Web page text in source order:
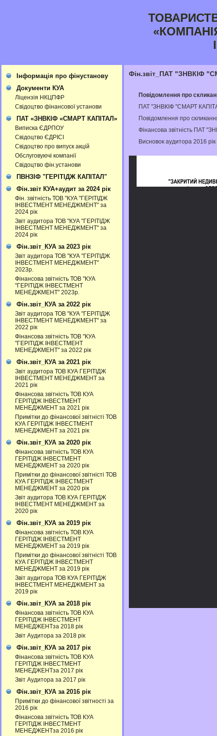
Інформація про фінустанову
Документи КУА
Ліцензія НКЦПФР
Свідоцтво фінансової установи
ПАТ «ЗНВКІФ «СМАРТ КАПІТАЛ»
Виписка ЄДРПОУ
Свідоцтво ЄДРІСІ
Свідоцтво про випуск акцій
Обслуговуючі компанії
Свідоцтво фін.установи
ПВНЗІФ "ГЕРІТІДЖ КАПІТАЛ"
Фін.звіт КУА+аудит за 2024 рік
Фін. звітність ТОВ "КУА "ГЕРІТІДЖ
ІНВЕСТМЕНТ МЕНЕДЖМЕНТ" за
2024 рік
Звіт аудитора ТОВ "КУА "ГЕРІТІДЖ
ІНВЕСТМЕНТ МЕНЕДЖМЕНТ" за
2024 рік
Фін.звіт_КУА за 2023 рік
Звіт аудитора ТОВ "КУА "ГЕРІТІДЖ
ІНВЕСТМЕНТ МЕНЕДЖМЕНТ"
2023р.
Фінансова звітність ТОВ "КУА
"ГЕРІТІДЖ ІНВЕСТМЕНТ
МЕНЕДЖМЕНТ" 2023р.
Фін.звіт_КУА за 2022 рік
Звіт аудитора ТОВ "КУА "ГЕРІТІДЖ
ІНВЕСТМЕНТ МЕНЕДЖМЕНТ" за
2022 рік
Фінансова звітність ТОВ "КУА
"ГЕРІТІДЖ ІНВЕСТМЕНТ
МЕНЕДЖМЕНТ" за 2022 рік
Фін.звіт_КУА за 2021 рік
Звіт аудитора ТОВ КУА ГЕРІТІДЖ
ІНВЕСТМЕНТ МЕНЕДЖМЕНТ за
2021 рік
Фінансова звітність ТОВ КУА
ГЕРІТІДЖ ІНВЕСТМЕНТ
МЕНЕДЖМЕНТ за 2021 рік
Примітки до фінансової звітністі ТОВ
КУА ГЕРІТІДЖ ІНВЕСТМЕНТ
МЕНЕДЖМЕНТ за 2021 рік
Фін.звіт_КУА за 2020 рік
Фінансова звітність ТОВ КУА
ГЕРІТІДЖ ІНВЕСТМЕНТ
МЕНЕДЖМЕНТ за 2020 рік
Примітки до фінансової звітністі ТОВ
КУА ГЕРІТІДЖ ІНВЕСТМЕНТ
МЕНЕДЖМЕНТ за 2020 рік
Звіт аудитора ТОВ КУА ГЕРІТІДЖ
ІНВЕСТМЕНТ МЕНЕДЖМЕНТ за
2020 рік
Фін.звіт_КУА за 2019 рік
Фінансова звітність ТОВ КУА
ГЕРІТІДЖ ІНВЕСТМЕНТ
МЕНЕДЖМЕНТ за 2019 рік
Примітки до фінансової звітністі ТОВ
КУА ГЕРІТІДЖ ІНВЕСТМЕНТ
МЕНЕДЖМЕНТ за 2019 рік
Звіт аудитора ТОВ КУА ГЕРІТІДЖ
ІНВЕСТМЕНТ МЕНЕДЖМЕНТ за
2019 рік
Фін.звіт_КУА за 2018 рік
Фінансова звітність ТОВ КУА
ГЕРІТІДЖ ІНВЕСТМЕНТ
МЕНЕДЖЕНТза 2018 рік
Звіт Аудитора за 2018 рік
Фін.звіт_КУА за 2017 рік
Фінансова звітність ТОВ КУА
ГЕРІТІДЖ ІНВЕСТМЕНТ
МЕНЕДЖЕНТза 2017 рік
Звіт Аудитора за 2017 рік
Фін.звіт_КУА за 2016 рік
Примітки до фінансової звітності за
2016 рік
Фінансова звітність ТОВ КУА
ГЕРІТІДЖ ІНВЕСТМЕНТ
МЕНЕДЖЕНТза 2016 рік
Фін.звіт_ПАТ "ЗНВКІФ
Повідомлення про
ПАТ "ЗНВКІФ "СМАРТ
Повідомлення про
Фінансова звітність ПАТ
Висновок аудитора 2016